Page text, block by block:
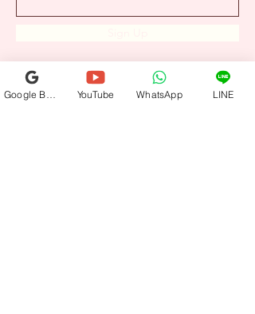
YouTube WhatsApp LINE